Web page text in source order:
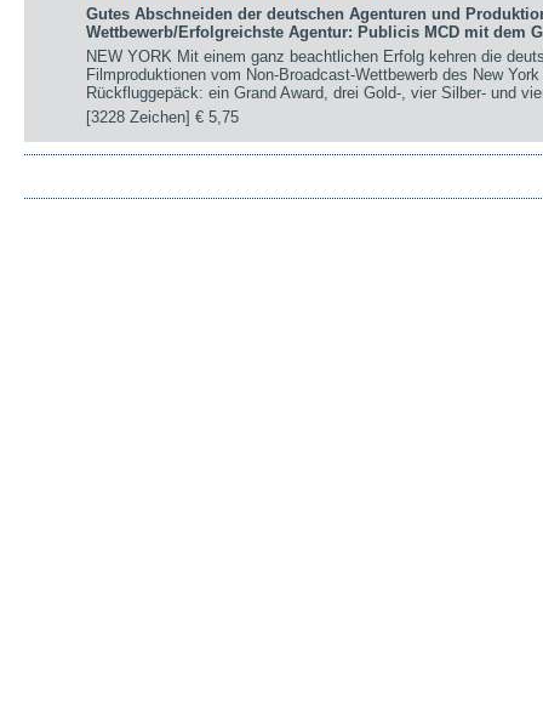
Gutes Abschneiden der deutschen Agenturen und
Wettbewerb/Erfolgreichste Agentur: Publicis MCD mit dem
NEW YORK Mit einem ganz beachtlichen Erfolg kehren die
Filmproduktionen vom Non-Broadcast-Wettbewerb des New
Rückfluggepäck: ein Grand Award, drei Gold-, vier Silber- und
[3228 Zeichen]€ 5,75